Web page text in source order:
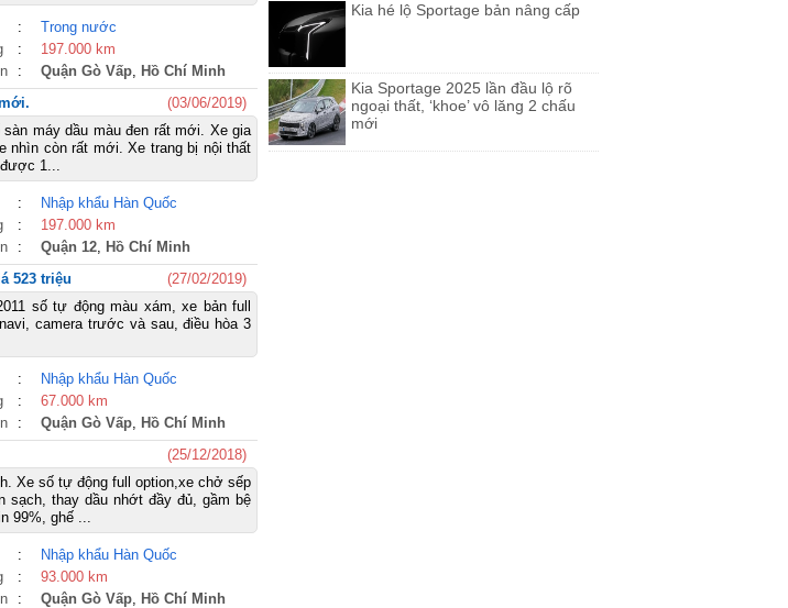
:
Trong nước
:
197.000 km
: Quận Gò Vấp, Hồ Chí Minh
(03/06/2019)
máy dầu màu đen rất mới. Xe gia
nhìn còn rất mới. Xe trang bị nội thất
1...
:
Nhập khẩu Hàn Quốc
:
197.000 km
: Quận 12, Hồ Chí Minh
523 triệu
(27/02/2019)
số tự động màu xám, xe bản full
camera trước và sau, điều hòa 3
:
Nhập khẩu Hàn Quốc
:
67.000 km
: Quận Gò Vấp, Hồ Chí Minh
(25/12/2018)
Xe số tự động full option,xe chở sếp
sạch, thay dầu nhớt đầy đủ, gầm bệ
99%, ghế ...
:
Nhập khẩu Hàn Quốc
:
93.000 km
: Quận Gò Vấp, Hồ Chí Minh
Kia hé lộ Sportage bản nâng cấp
Kia Sportage 2025 lần đầu lộ rõ
ngoại thất, ‘khoe’ vô lăng 2 chấu
mới